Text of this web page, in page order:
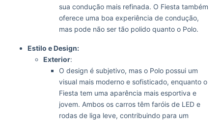
sua condução mais refinada. O Fiesta também
oferece uma boa experiência de condução,
mas pode não ser tão polido quanto o Polo.
Estilo e Design:
Exterior:
O design é subjetivo, mas o Polo possui um
visual mais moderno e sofisticado, enquanto o
Fiesta tem uma aparência mais esportiva e
jovem. Ambos os carros têm faróis de LED e
rodas de liga leve, contribuindo para um